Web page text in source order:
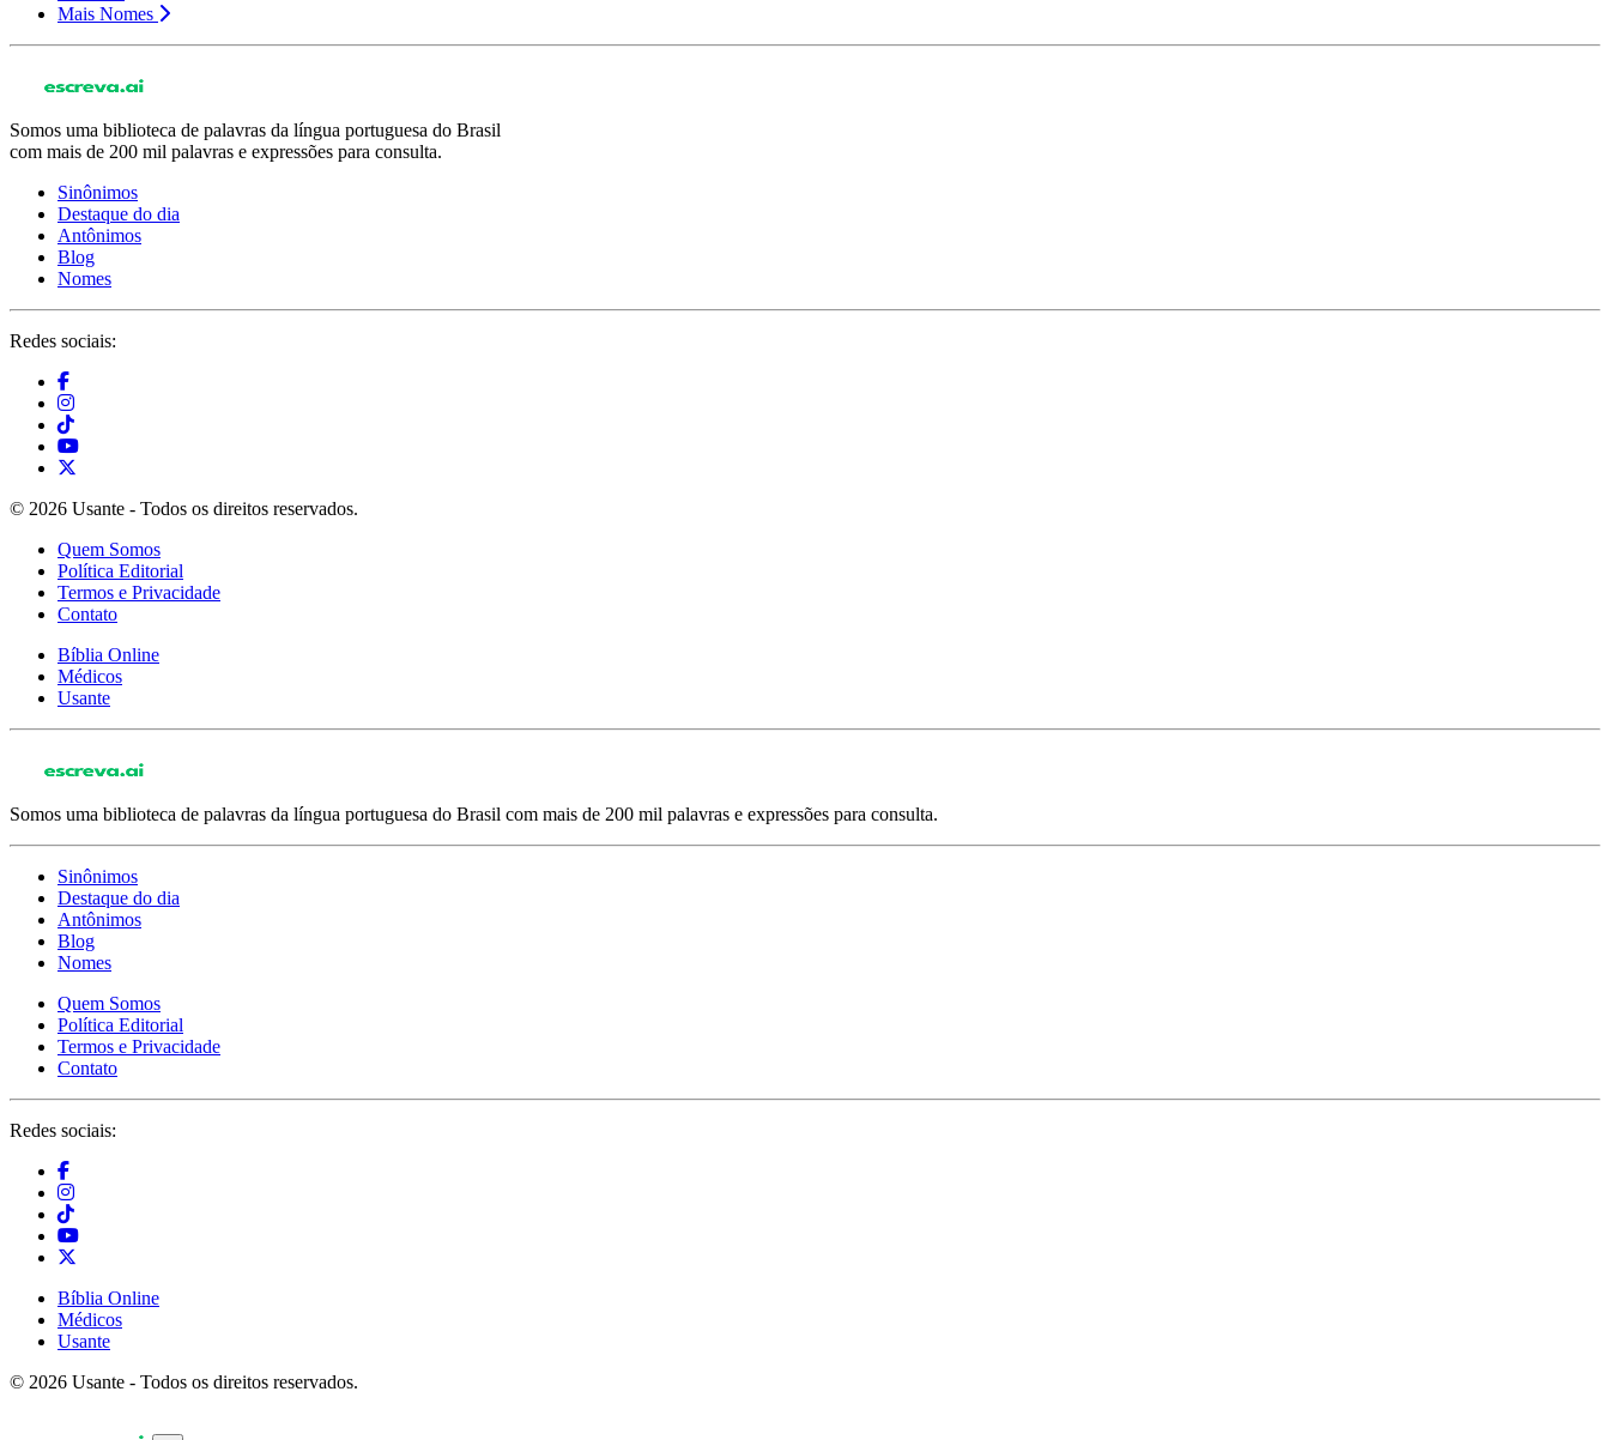
Mais Nomes
Somos uma biblioteca de palavras da língua portuguesa do Brasil
com mais de 200 mil palavras e expressões para consulta.
Sinônimos
Destaque do dia
Antônimos
Blog
Nomes
Redes sociais:
© 2026 Usante - Todos os direitos reservados.
Quem Somos
Política Editorial
Termos e Privacidade
Contato
Bíblia Online
Médicos
Usante
Somos uma biblioteca de palavras da língua portuguesa do Brasil com mais de 200 mil palavras e expressões para consulta.
Sinônimos
Destaque do dia
Antônimos
Blog
Nomes
Quem Somos
Política Editorial
Termos e Privacidade
Contato
Redes sociais:
Bíblia Online
Médicos
Usante
© 2026 Usante - Todos os direitos reservados.